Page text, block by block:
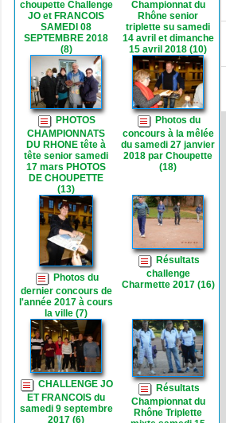
choupette Challenge
JO et FRANCOIS
SAMEDI 08
SEPTEMBRE 2018
(8)
Championnat du
Rhône senior
triplette su samedi
14 avril et dimanche
15 avril 2018 (10)
PHOTOS
CHAMPIONNATS
DU RHONE tête à
tête senior samedi
17 mars PHOTOS
DE CHOUPETTE
(13)
Photos du
concours à la mêlée
du samedi 27 janvier
2018 par Choupette
(18)
Photos du
dernier concours de
l'année 2017 à cours
la ville (7)
Résultats
challenge
Charmette 2017 (16)
CHALLENGE JO
ET FRANCOIS du
samedi 9 septembre
2017 (6)
Résultats
Championnat du
Rhône Triplette